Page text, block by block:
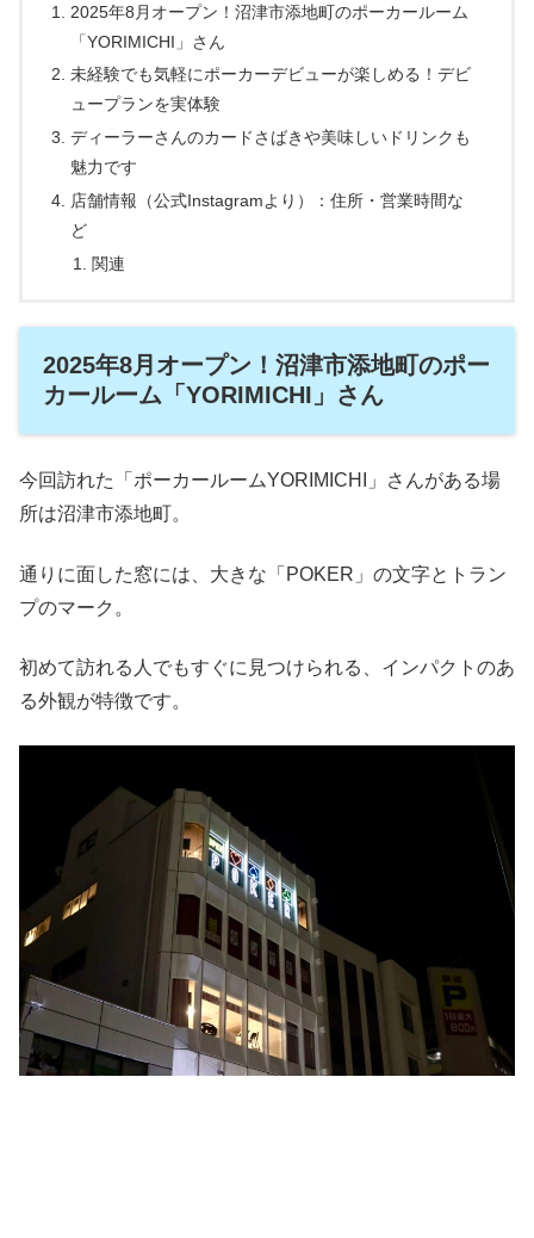
2025年8月オープン！沼津市添地町のポーカールーム
「YORIMICHI」さん
未経験でも気軽にポーカーデビューが楽しめる！デビ
ュープランを実体験
ディーラーさんのカードさばきや美味しいドリンクも
魅力です
店舗情報（公式Instagramより）：住所・営業時間な
ど
関連
2025年8月オープン！沼津市添地町のポー
カールーム「YORIMICHI」さん
今回訪れた「ポーカールームYORIMICHI」さんがある場
所は沼津市添地町。
通りに面した窓には、大きな「POKER」の文字とトラン
プのマーク。
初めて訪れる人でもすぐに見つけられる、インパクトのあ
る外観が特徴です。